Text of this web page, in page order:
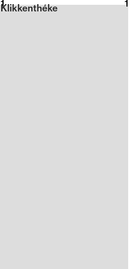
2026
Klikkenthéke
1 1